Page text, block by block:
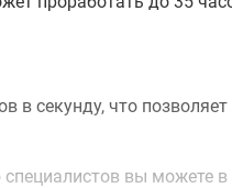
в секунду, что
специалистов вы можете